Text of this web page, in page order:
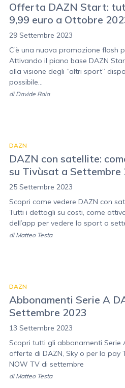
Offerta DAZN Start:
9,99 euro a Ottobre
29 Settembre 2023
C’è una nuova promozione flash
Attivando il piano base DAZN
alla visione degli “altri sport”
possibile...
di Davide Raia
DAZN
DAZN con satellite:
su Tivùsat a Settembre
25 Settembre 2023
Scopri come vedere DAZN con
Tutti i dettagli su costi, come
dell’app per vedere lo sport a
di Matteo Testa
DAZN
Abbonamenti Serie A
Settembre 2023
13 Settembre 2023
Scopri tutti gli abbonamenti Serie
offerte di DAZN, Sky o per la pay
NOW TV di settembre
di Matteo Testa